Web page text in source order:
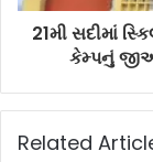
21મી સદીમાં
કેમ્પનું
Related